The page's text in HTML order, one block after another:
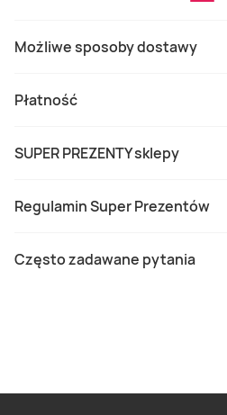
Możliwe sposoby dostawy
Płatność
SUPER PREZENTY sklepy
Regulamin Super Prezentów
Często zadawane pytania